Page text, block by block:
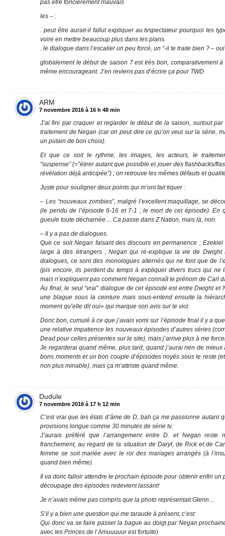
pas être foncièrement mauvais
les – :
. peut être aurait-il fallut expliquer au tvspectateur pourquoi les
voire en mettre beaucoup plus dans les plans.
. le dialogue dans l’escalier un peu forcé, un “-il te traite bien ? –
globalement le début de saison 7 est très bon, comparativement
même encourageant. J’en reviens pas d’écrire ça pour TWD
ARM
7 novembre 2016 à 16 h 48 min
J’ai fini par craquer et regarder le début de la saison, surtout
traitement de Negan (car on peut dire ce qu’on veut sur la série,
un putain de bon choix).
Et que ce soit le rythme, les images, les acteurs, le
“suspense” (=”étirer autant que possible et jouer des flashbacks/
révélation déjà anticipée”) ; on retrouve les mêmes défauts et
Juste pour souligner deux points qui m’ont fait tiquer :
– Les “nouveaux zombies”, malgré l’excellent maquillage, se
(le pendu de l’épisode 6-16 et 7-1 ; le mort de cet épisode). En
gueule toute décharnée… Ca passe dans Z Nation, mais là, non.
– Il y a pas de dialogues.
Que ce soit Negan faisant des discours en permanence ;
large à des étrangers ; Negan qui ré-explique la vie de
dialogues, ce sont des monologues alternés qui ne font que de
(pis encore, ils perdent du temps à expliquer divers trucs qui ne
mais n’expliquent pas comment Negan connaît le prénom de Carl
Au final, le seul “vrai” dialogue de cet épisode est entre Dwight et
une blague sous la ceinture mais sous-entend ensuite la
moment qu’elle dit oui» qui marque son avis sur le viol.
Donc bon, cumulé à ce que j’avais vomi sur l’épisode final il y a
une relative impatience les nouveaux épisodes d’autres séries
Dead pour celles présentes sur le site), mais j’arrive plus à me
Je regarderai quand même, plus tard, quand j’aurai rien de
bons moments et un bon couple d’épisodes noyés sous le reste
non plus minable), mais ça m’attriste quand même.
Dudule
7 novembre 2016 à 17 h 12 min
C’est vrai que les états d’âme de D, bah ça me passionne autant
provisions longue comme 30 minutes de série tv.
J’aurais préféré que l’arrangement entre D. et Negan reste
franchement, au regard de la situation de Daryl, de Rick et de
femme se soit mariée avec le roi des mariages arrangés (à
quand bien même).
Il va donc falloir attendre le prochain épisode pour obtenir enfin un
découpage des épisodes redevient lassant!
Je n’avais même pas compris que la photo représentait Glenn…
S’il y a bien une question qui me taraude à présent, c’est:
Qui donc va se faire passer la bague au doigt par Negan
avec les Princes de l’Amuuuuur est fortuite)